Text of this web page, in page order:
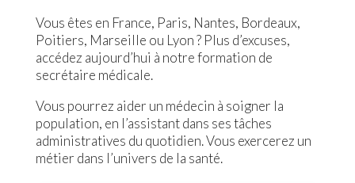
Vous êtes en France, Paris, Nantes, Bordeaux,
Poitiers, Marseille ou Lyon ? Plus d’excuses,
accédez aujourd’hui à notre formation de
secrétaire médicale.
Vous pourrez aider un médecin à soigner la
population, en l’assistant dans ses tâches
administratives du quotidien. Vous exercerez un
métier dans l’univers de la santé.